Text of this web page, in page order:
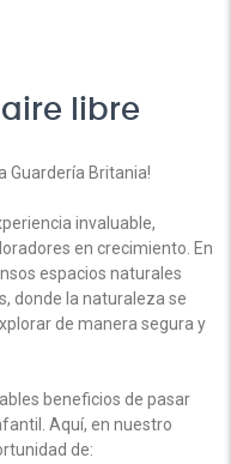
libre
Guardería Britania!
invaluable,
en crecimiento. En
espacios naturales
donde la naturaleza se
de manera segura y
beneficios de pasar
Aquí, en nuestro
de: